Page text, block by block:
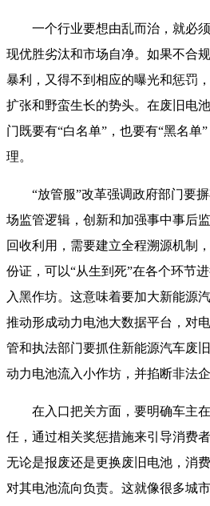
一个行业要想由乱而治，就必
现优胜劣汰和市场自净。如果不合
暴利，又得不到相应的曝光和惩罚
扩张和野蛮生长的势头。在废旧电
门既要有“白名单”，也要有“黑名单
理。
“放管服”改革强调政府部门要
场监管逻辑，创新和加强事中事后
回收利用，需要建立全程溯源机制
份证，可以“从生到死”在各个环节
入黑作坊。这意味着要加大新能源
推动形成动力电池大数据平台，对
管和执法部门要抓住新能源汽车废
动力电池流入小作坊，并掐断非法
在入口把关方面，要明确车主
任，通过相关奖惩措施来引导消费
无论是报废还是更换废旧电池，消
对其电池流向负责。这就像很多城